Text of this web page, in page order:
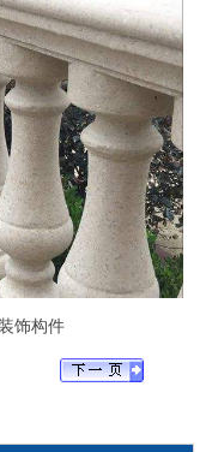
饰构件